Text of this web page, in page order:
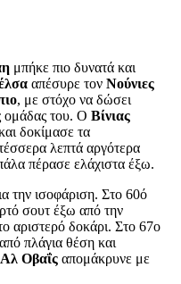
μπήκε πιο δυνατά και
απέσυρε τον Νούνιες
, με στόχο να δώσει
ομάδας του. Ο Βίνιας
δοκίμασε τα
λεπτά αργότερα
πέρασε ελάχιστα έξω.
την ισοφάριση. Στο 60ό
σουτ έξω από την
αριστερό δοκάρι. Στο 67ο
πλάγια θέση και
Αλ Οβαΐς απομάκρυνε με